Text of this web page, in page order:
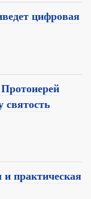
цифровая
и практическая